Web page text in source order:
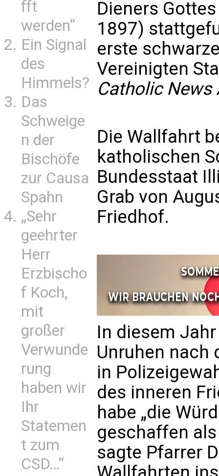
fft
werden“
Ein Signal
des
Himmels?
Das
Schweige
n der
Bischöfe
zur Causa
Spahn
„Sehr
geehrter
Herr
Erzbischo
f Koch,
mit
großer
Verwunde
rung
haben wir
Ihr
Statemen
t zum
CSD…“
Dieners
1897)
erste
Vereinigten
Catholic News
Die Wallfahrt
katholischen
Bundesstaat
Grab von
Friedhof.
In diesem
Unruhen nach
in
des inneren
habe „die
geschaffen
sagte Pfarrer